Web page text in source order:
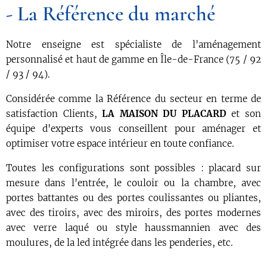
- La Référence du marché
Notre enseigne est spécialiste de l'aménagement
personnalisé et haut de gamme en Île-de-France (75 / 92
/ 93 / 94).
Considérée comme la Référence du secteur en terme de
satisfaction Clients,LA MAISON DU PLACARDet son
équipe d'experts vous conseillent pour aménager et
optimiser votre espace intérieur en toute confiance.
Toutes les configurations sont possibles : placard sur
mesure dans l'entrée, le couloir ou la chambre, avec
portes battantes ou des portes coulissantes ou pliantes,
avec des tiroirs, avec des miroirs, des portes modernes
avec verre laqué ou style haussmannien avec des
moulures, de la led intégrée dans les penderies, etc.